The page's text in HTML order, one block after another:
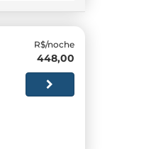
R$/noche
448,00